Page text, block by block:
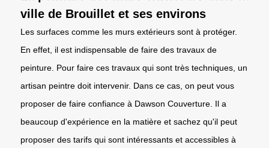
ville de Brouillet et ses environs
Les surfaces comme les murs extérieurs sont à protéger.
En effet, il est indispensable de faire des travaux de
peinture. Pour faire ces travaux qui sont très techniques, un
artisan peintre doit intervenir. Dans ce cas, on peut vous
proposer de faire confiance à Dawson Couverture. Il a
beaucoup d'expérience en la matière et sachez qu'il peut
proposer des tarifs qui sont intéressants et accessibles à